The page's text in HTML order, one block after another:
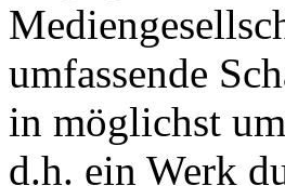
umfassende
in möglichst
d.h. ein Werk